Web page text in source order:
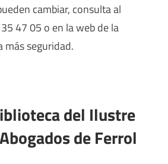
cambiar, consulta al
47 05 o en la web de la
más seguridad.
del Ilustre
de Ferrol